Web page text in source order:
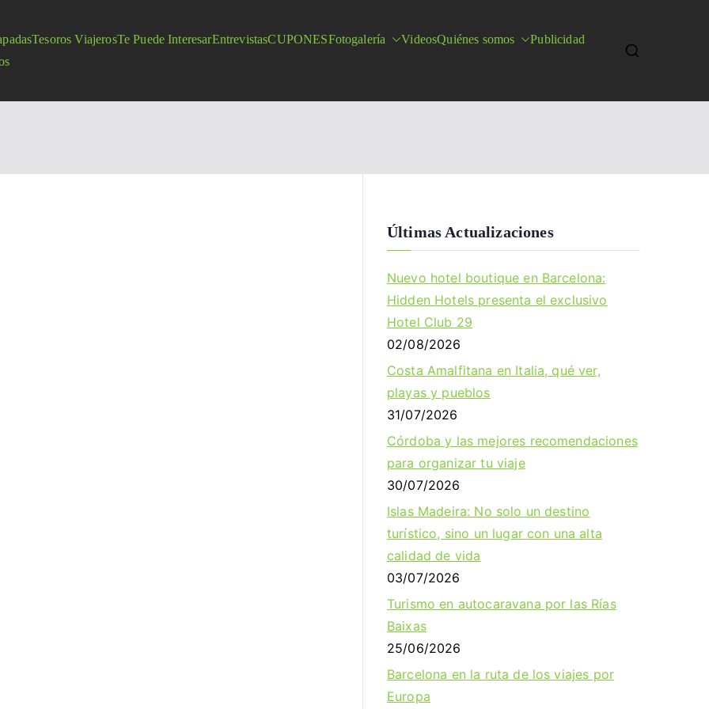
Tesoros ViajerosTe Puede InteresarEntrevistasCUPONESFotogalería VideosQuiénes somos
Publicidad
Últimas Actualizaciones
Nuevo hotel boutique en Barcelona:
Hidden Hotels presenta el exclusivo
Hotel Club 29
02/08/2026
Costa Amalfitana en Italia, qué ver,
playas y pueblos
31/07/2026
Córdoba y las mejores recomendaciones
para organizar tu viaje
30/07/2026
Islas Madeira: No solo un destino
turístico, sino un lugar con una alta
calidad de vida
03/07/2026
Turismo en autocaravana por las Rías
Baixas
25/06/2026
Barcelona en la ruta de los viajes por
Europa